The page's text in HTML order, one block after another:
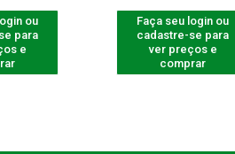
ou
para
e
Faça seu login ou
cadastre-se para
ver preços e
comprar